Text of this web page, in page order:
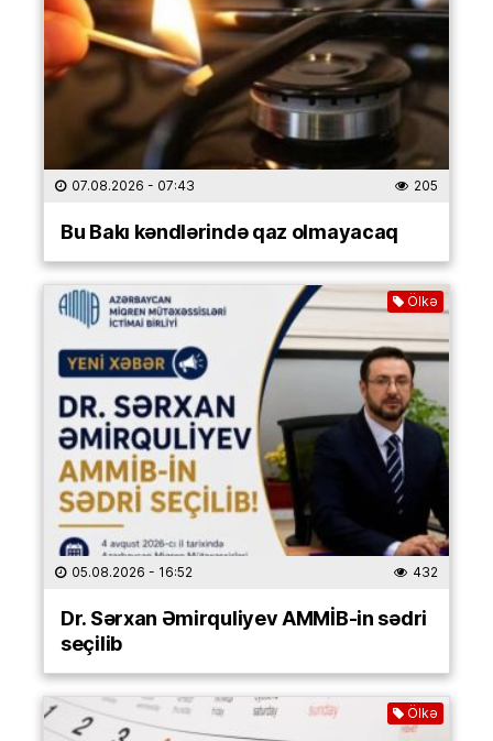
07.08.2026 - 07:43 205
Bu Bakı kəndlərində qaz olmayacaq
Ölkə
05.08.2026 - 16:52 432
Dr. Sərxan Əmirquliyev AMMİB-in sədri
seçilib
Ölkə